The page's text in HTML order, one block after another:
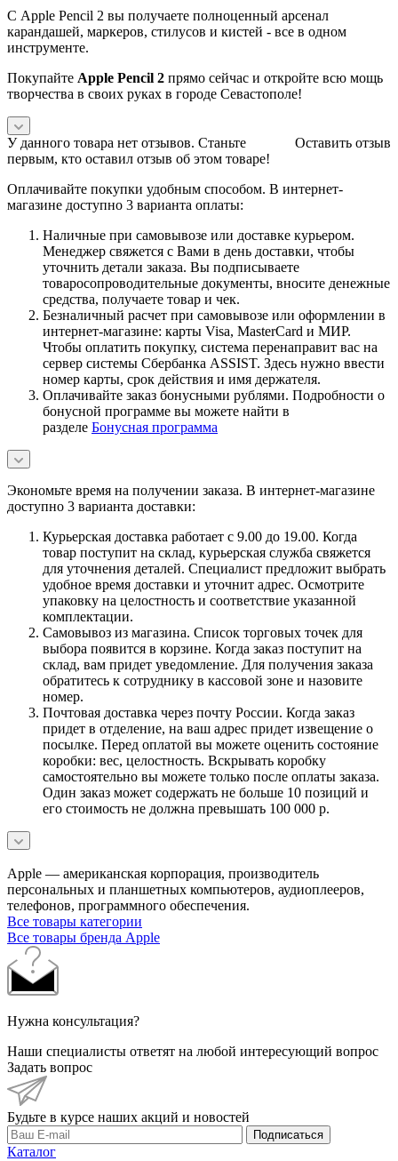
С Apple Pencil 2 вы получаете полноценный арсенал
карандашей, маркеров, стилусов и кистей - все в одном
инструменте.
Покупайте Apple Pencil 2 прямо сейчас и откройте всю мощь
творчества в своих руках в городе Севастополе!
Оставить отзыв
У данного товара нет отзывов. Станьте
первым, кто оставил отзыв об этом товаре!
Оплачивайте покупки удобным способом. В интернет-
магазине доступно 3 варианта оплаты:
Наличные при самовывозе или доставке курьером.
Менеджер свяжется с Вами в день доставки, чтобы
уточнить детали заказа. Вы подписываете
товаросопроводительные документы, вносите денежные
средства, получаете товар и чек.
Безналичный расчет при самовывозе или оформлении в
интернет-магазине: карты Visa, MasterCard и МИР.
Чтобы оплатить покупку, система перенаправит вас на
сервер системы Сбербанка ASSIST. Здесь нужно ввести
номер карты, срок действия и имя держателя.
Оплачивайте заказ бонусными рублями. Подробности о
бонусной программе вы можете найти в
разделе Бонусная программа
Экономьте время на получении заказа. В интернет-магазине
доступно 3 варианта доставки:
Курьерская доставка работает с 9.00 до 19.00. Когда
товар поступит на склад, курьерская служба свяжется
для уточнения деталей. Специалист предложит выбрать
удобное время доставки и уточнит адрес. Осмотрите
упаковку на целостность и соответствие указанной
комплектации.
Самовывоз из магазина. Список торговых точек для
выбора появится в корзине. Когда заказ поступит на
склад, вам придет уведомление. Для получения заказа
обратитесь к сотруднику в кассовой зоне и назовите
номер.
Почтовая доставка через почту России. Когда заказ
придет в отделение, на ваш адрес придет извещение о
посылке. Перед оплатой вы можете оценить состояние
коробки: вес, целостность. Вскрывать коробку
самостоятельно вы можете только после оплаты заказа.
Один заказ может содержать не больше 10 позиций и
его стоимость не должна превышать 100 000 р.
Apple — американская корпорация, производитель
персональных и планшетных компьютеров, аудиоплееров,
телефонов, программного обеспечения.
Все товары категории
Все товары бренда Apple
Нужна консультация?
Наши специалисты ответят на любой интересующий вопрос
Задать вопрос
Будьте в курсе наших акций и новостей
Подписаться
Каталог